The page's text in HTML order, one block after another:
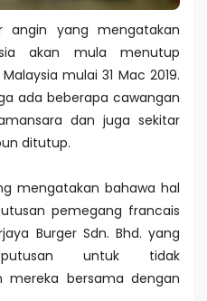
angin yang mengatakan
akan mula menutup
mulai 31 Mac 2019.
ada beberapa cawangan
dan juga sekitar
ditutup.
mengatakan bahawa hal
pemegang francais
Burger Sdn. Bhd. yang
untuk tidak
mereka bersama dengan